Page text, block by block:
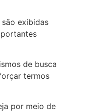
exibidas
de busca
termos
por meio de